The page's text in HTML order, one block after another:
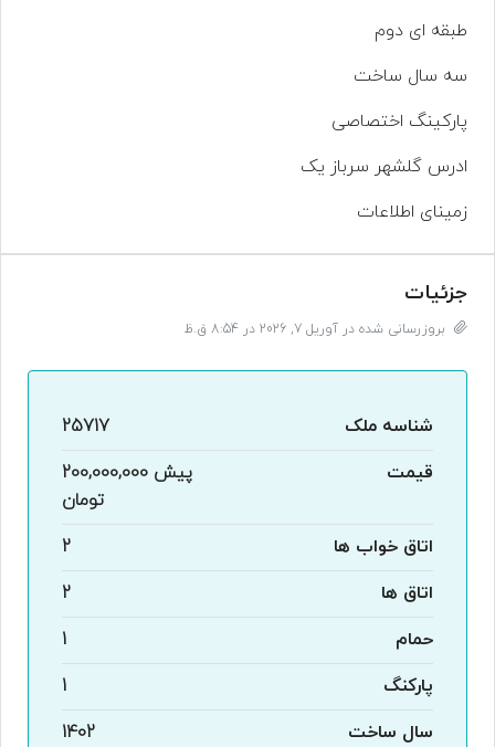
طبقه ای دوم
سه سال ساخت
پارکینگ اختصاصی
ادرس گلشهر سرباز یک
زمینای اطلاعات
جزئیات
بروزرسانی شده در آوریل 7, 2026 در 8:54 ق.ظ
شناسه ملک
25717
قیمت
پیش 200,000,000
تومان
اتاق خواب ها
2
اتاق ها
2
حمام
1
پارکنگ
1
سال ساخت
1402